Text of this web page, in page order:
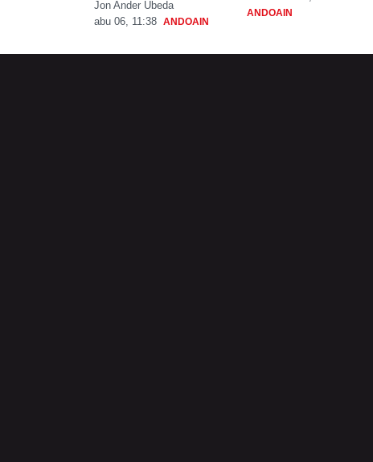
Jon Ander Ubeda
abu 06, 11:38 ANDOAIN
ANDOAIN